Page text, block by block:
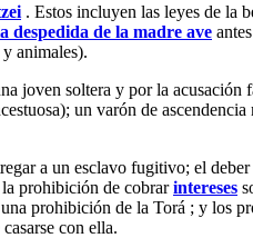
. Estos incluyen las leyes de la
despedida de la madre ave
animales).
joven soltera y por la
un varón de
a un esclavo fugitivo; el deber
la prohibición de cobrarintereses
prohibición de la Torá ; y los
con ella.